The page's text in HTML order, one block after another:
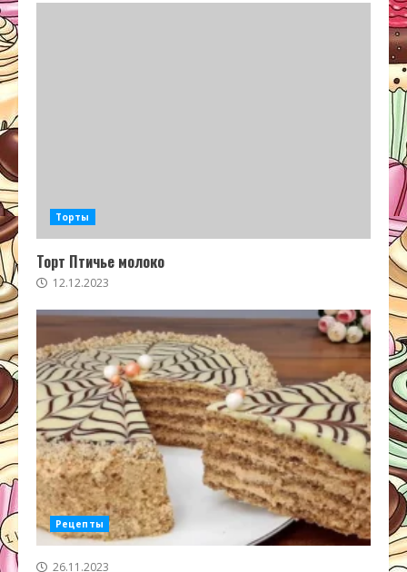
Торты
Торт Птичье молоко
12.12.2023
Рецепты
26.11.2023